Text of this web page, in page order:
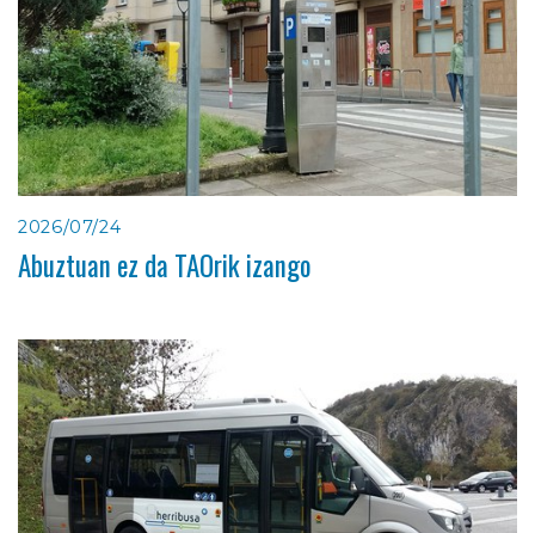
2026/07/24
Abuztuan ez da TAOrik izango